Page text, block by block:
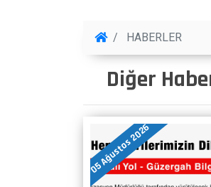
HABERLER
Diğer
05 Ağustos 2026Duyurular